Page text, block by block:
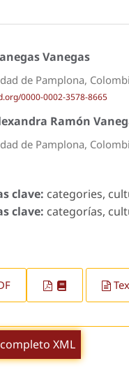
Vanegas
de Pamplona,
0000-0002-3578-8665
Ramón
de Pamplona,
clave: categories,
clave: categorías,
XML